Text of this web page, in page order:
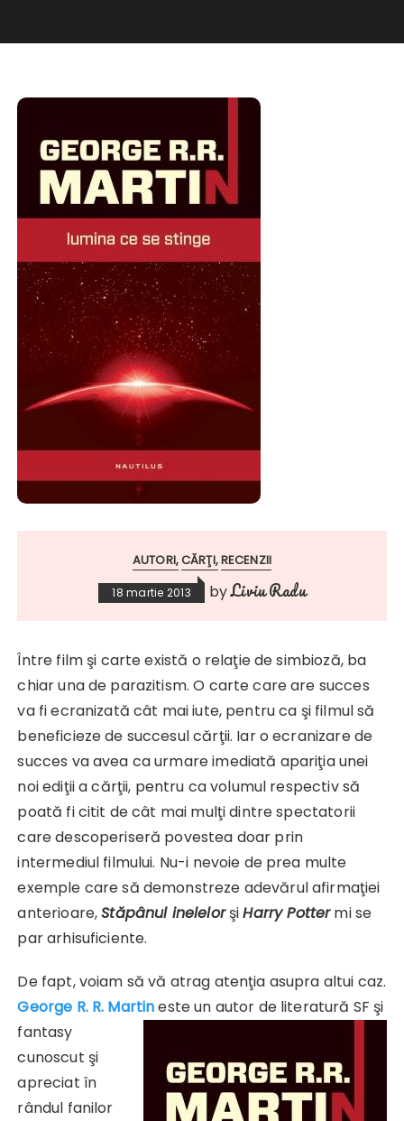
AUTORI CĂRŢI RECENZII
18 martie 2013 byLiviu Radu
Între film şi carte există o relaţie de simbioză, ba
chiar una de parazitism. O carte care are succes
va fi ecranizată cât mai iute, pentru ca şi filmul să
beneficieze de succesul cărţii. Iar o ecranizare de
succes va avea ca urmare imediată apariţia unei
noi ediţii a cărţii, pentru ca volumul respectiv să
poată fi citit de cât mai mulţi dintre spectatorii
care descoperiseră povestea doar prin
intermediul filmului. Nu-i nevoie de prea multe
exemple care să demonstreze adevărul afirmaţiei
anterioare,Stăpânul inelelorşiHarry Pottermi se
par arhisuficiente.
De fapt, voiam să vă atrag atenţia asupra altui caz.
George R. R. Martineste un autor de literatură SF şi
fantasy
cunoscut şi
apreciat în
rândul fanilor